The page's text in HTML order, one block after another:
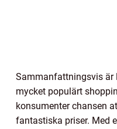
Sammanfattningsvis är
mycket populärt
konsumenter chansen
fantastiska priser. Med